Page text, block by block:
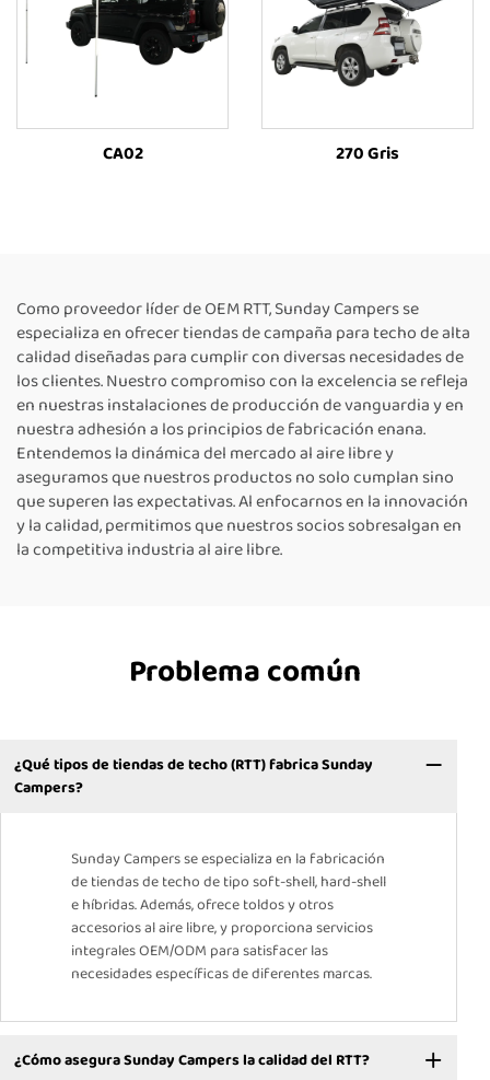
CA02 270 Gris
Como proveedor líder de OEM RTT, Sunday Campers se
especializa en ofrecer tiendas de campaña para techo de alta
calidad diseñadas para cumplir con diversas necesidades de
los clientes. Nuestro compromiso con la excelencia se refleja
en nuestras instalaciones de producción de vanguardia y en
nuestra adhesión a los principios de fabricación enana.
Entendemos la dinámica del mercado al aire libre y
aseguramos que nuestros productos no solo cumplan sino
que superen las expectativas. Al enfocarnos en la innovación
y la calidad, permitimos que nuestros socios sobresalgan en
la competitiva industria al aire libre.
Problema común
¿Qué tipos de tiendas de techo (RTT) fabrica Sunday
Campers?
Sunday Campers se especializa en la fabricación
de tiendas de techo de tipo soft-shell, hard-shell
e híbridas. Además, ofrece toldos y otros
accesorios al aire libre, y proporciona servicios
integrales OEM/ODM para satisfacer las
necesidades específicas de diferentes marcas.
¿Cómo asegura Sunday Campers la calidad del RTT?